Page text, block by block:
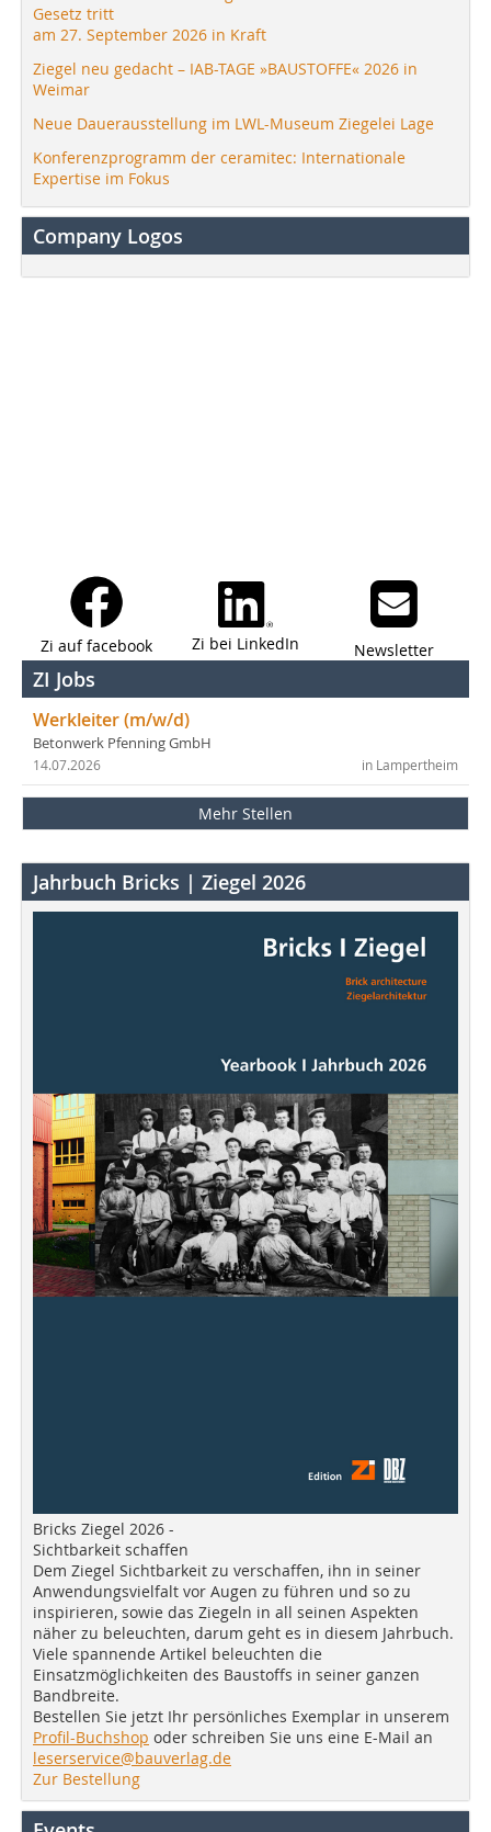
Gesetz tritt
am 27. September 2026 in Kraft
Ziegel neu gedacht – IAB-TAGE »BAUSTOFFE« 2026 in
Weimar
Neue Dauerausstellung im LWL-Museum Ziegelei Lage
Konferenzprogramm der ceramitec: Internationale
Expertise im Fokus
Company Logos
Zi auf facebook Zi bei LinkedIn Newsletter
ZI Jobs
Werkleiter (m/w/d)
Betonwerk Pfenning GmbH
in Lampertheim
14.07.2026
Mehr Stellen
Jahrbuch Bricks | Ziegel 2026
Bricks Ziegel 2026 -
Sichtbarkeit schaffen
Dem Ziegel Sichtbarkeit zu verschaffen, ihn in seiner
Anwendungsvielfalt vor Augen zu führen und so zu
inspirieren, sowie das Ziegeln in all seinen Aspekten
näher zu beleuchten, darum geht es in diesem Jahrbuch.
Viele spannende Artikel beleuchten die
Einsatzmöglichkeiten des Baustoffs in seiner ganzen
Bandbreite.
Bestellen Sie jetzt Ihr persönliches Exemplar in unserem
Profil-Buchshop oder schreiben Sie uns eine E-Mail an
leserservice@bauverlag.de
Zur Bestellung